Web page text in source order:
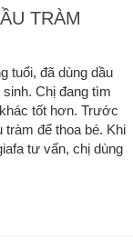
TRÀM
tuổi, đã dùng dầu
Chị đang tìm
tốt hơn. Trước
tràm để thoa bé. Khi
tư vấn, chị dùng